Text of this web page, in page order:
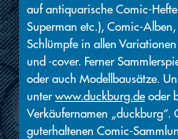
auf antiquarische Comic-
Superman etc.), Comic-
Schlümpfe in allen
und -cover. Ferner
oder auch Modellbausätze.
unterwww.duckburg.de oder
Verkäufernamen „duckburg“.
guterhaltenen Comic-